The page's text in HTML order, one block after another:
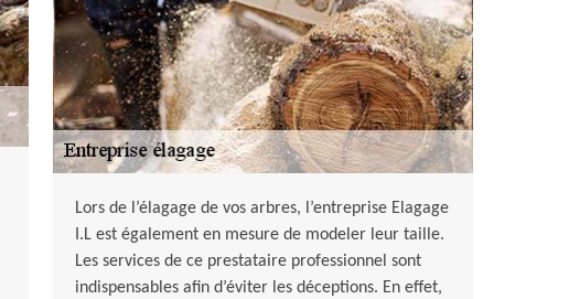
Lors de l’élagage de vos arbres, l’entreprise Elagage
I.L est également en mesure de modeler leur taille.
Les services de ce prestataire professionnel sont
indispensables afin d’éviter les déceptions. En effet,